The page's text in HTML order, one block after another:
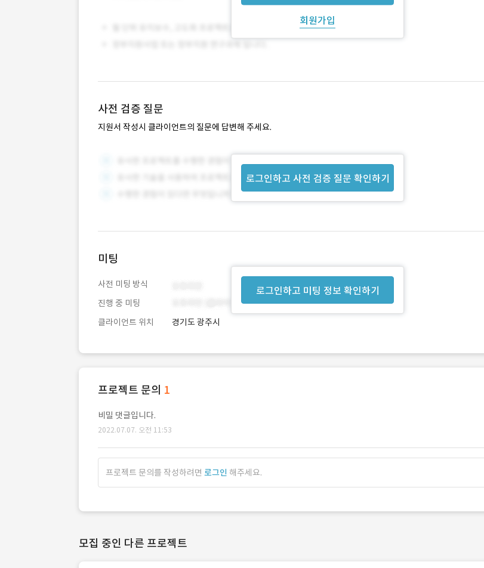
회원가입
사전 검증 질문
지원서 작성시 클라이언트의 질문에 답변해 주세요.
로그인하고 사전 검증 질문 확인하기
로그인하고 미팅 정보 확인하기
미팅
사전 미팅 방식
진행 중 미팅
클라이언트 위치
경기도 광주시
프로젝트 문의 1
비밀 댓글입니다.
2022.07.07. 오전 11:53
프로젝트 문의를 작성하려면 로그인 해주세요.
모집 중인 다른 프로젝트